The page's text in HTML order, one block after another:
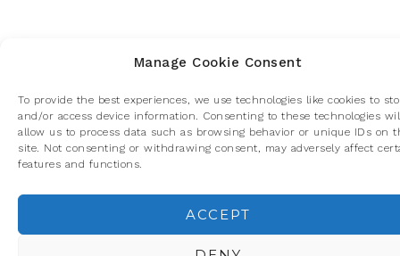
Manage Cookie Consent
To provide the best experiences, we use technologies like cookies to
and/or access device information. Consenting to these technologies
allow us to process data such as browsing behavior or unique IDs on
site. Not consenting or withdrawing consent, may adversely affect
features and functions.
ACCEPT